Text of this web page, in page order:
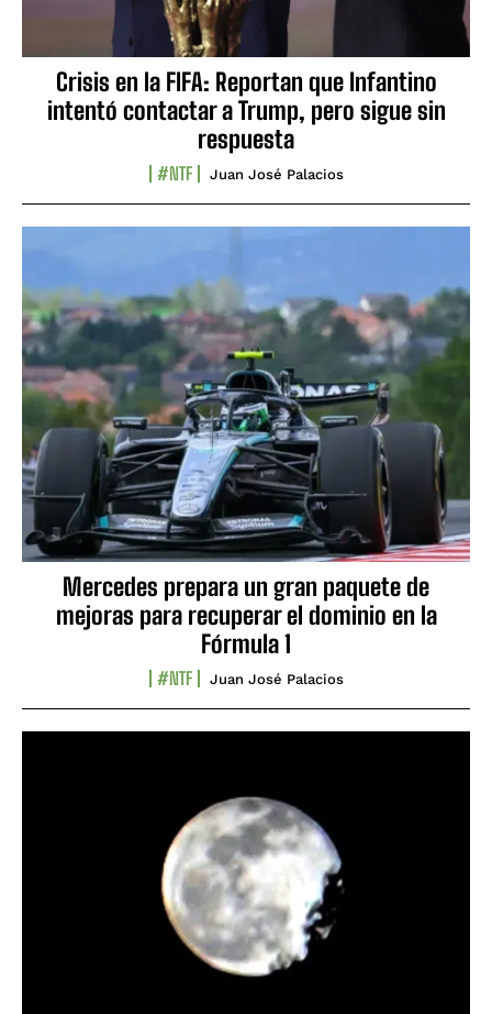
Crisis en la FIFA: Reportan que Infantino
intentó contactar a Trump, pero sigue sin
respuesta
#NTF Juan José Palacios
Mercedes prepara un gran paquete de
mejoras para recuperar el dominio en la
Fórmula 1
#NTF Juan José Palacios